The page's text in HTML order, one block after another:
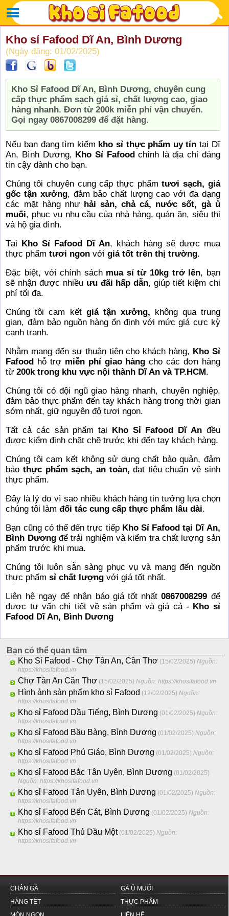
Kho sỉ Fafood Dĩ An, Bình Dương
(Ngày đăng: 01/02/2025)
Kho Sỉ Fafood Dĩ An, Bình Dương, chuyên cung
cấp thực phẩm sạch giá sỉ, chất lượng cao, giao
hàng nhanh. Đơn từ 200k miễn phí vận chuyển.
Gọi ngay 0867008299 để đặt hàng.
Nếu bạn đang tìm kiếm kho sỉ thực phẩm uy tín tại Dĩ
An, Bình Dương, Kho Sỉ Fafoodchính là địa chỉ đáng
tin cậy dành cho bạn.
Chúng tôi chuyên cung cấp thực phẩmtươi sạch, giá
gốc tận xưởng, đảm bảo chất lượng cao với đa dạng
các mặt hàng như hải sản, chả cá, nước sốt, gà ủ
muối, phục vụ nhu cầu của nhà hàng, quán ăn, siêu thị
và hộ gia đình.
Tại Kho Sỉ Fafood Dĩ An, khách hàng sẽ được mua
thực phẩm tươi ngonvớigiá tốt trên thị trường.
Đặc biệt, với chính sách mua sỉ từ 10kg trở lên, bạn
sẽ nhận được nhiều ưu đãi hấp dẫn, giúp tiết kiệm chi
phí tối đa.
Chúng tôi cam kết giá tận xưởng, không qua trung
gian, đảm bảo nguồn hàng ổn định với mức giá cực kỳ
cạnh tranh.
Nhằm mang đến sự thuận tiện cho khách hàng, Kho Sỉ
Fafood hỗ trợ miễn phí giao hàng cho các đơn hàng
từ200k trong khu vực nội thành Dĩ An và TP.HCM.
Chúng tôi có đội ngũ giao hàng nhanh, chuyên nghiệp,
đảm bảo thực phẩm đến tay khách hàng trong thời gian
sớm nhất, giữ nguyên độ tươi ngon.
Tất cả các sản phẩm tại Kho Sỉ Fafood Dĩ Anđều
được kiểm định chặt chẽ trước khi đến tay khách hàng.
Chúng tôi cam kết không sử dụng chất bảo quản, đảm
bảothực phẩm sạch, an toàn, đạt tiêu chuẩn vệ sinh
thực phẩm.
Đây là lý do vì sao nhiều khách hàng tin tưởng lựa chọn
chúng tôi làmđối tác cung cấp thực phẩm lâu dài.
Bạn cũng có thể đến trực tiếp Kho Sỉ Fafood tại Dĩ An,
Bình Dươngđể trải nghiệm và kiểm tra chất lượng sản
phẩm trước khi mua.
Chúng tôi luôn sẵn sàng phục vụ và mang đến nguồn
thực phẩmsỉ chất lượng với giá tốt nhất.
Liên hệ ngay để nhận báo giá tốt nhất0867008299 để
được tư vấn chi tiết về sản phẩm và giá cả - Kho sỉ
Fafood Dĩ An, Bình Dương
Bạn có thể quan tâm
Kho Sỉ Fafood - Chợ Tân An, Cần Thơ (15/02/2025)Nguồn:
https://khosifafood.vn
Chợ Tân An Cần Thơ (15/02/2025)Nguồn: https://khosifafood.vn
Hình ảnh sản phẩm kho sỉ Fafood (12/02/2025)Nguồn:
https://khosifafood.vn
Kho sỉ Fafood Dầu Tiếng, Bình Dương (01/02/2025)Nguồn:
https://khosifafood.vn
Kho sỉ Fafood Bầu Bàng, Bình Dương (01/02/2025)Nguồn:
https://khosifafood.vn
Kho sỉ Fafood Phú Giáo, Bình Dương (01/02/2025)Nguồn:
https://khosifafood.vn
Kho sỉ Fafood Bắc Tân Uyên, Bình Dương (01/02/2025)
Nguồn: https://khosifafood.vn
Kho sỉ Fafood Tân Uyên, Bình Dương (01/02/2025)Nguồn:
https://khosifafood.vn
Kho sỉ Fafood Bến Cát, Bình Dương (01/02/2025)Nguồn:
https://khosifafood.vn
Kho sỉ Fafood Thủ Dầu Một (01/02/2025)Nguồn:
https://khosifafood.vn
CHÂN GÀ
GÀ Ủ MUỐI
HÀNG TẾT
THỰC PHẨM